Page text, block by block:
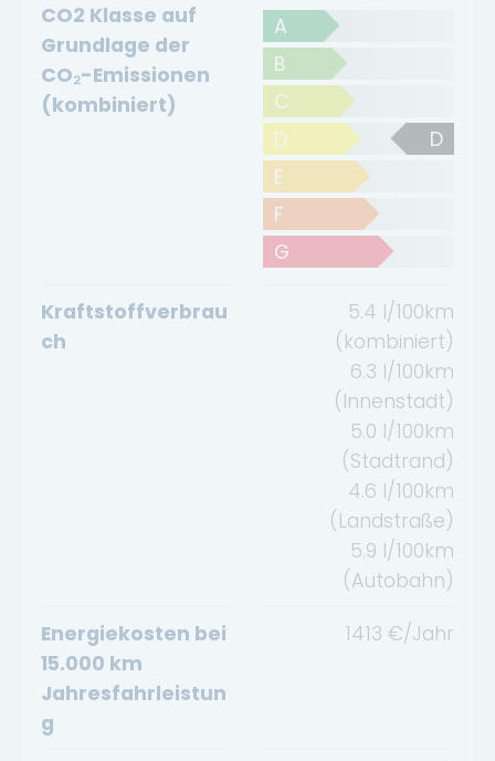
CO2 Klasse auf
Grundlage der
CO₂-Emissionen
(kombiniert)
A
B
C
D
D
E
F
G
Kraftstoffverbrau
ch
5.4 l/100km
(kombiniert)
6.3 l/100km
(Innenstadt)
5.0 l/100km
(Stadtrand)
4.6 l/100km
(Landstraße)
5.9 l/100km
(Autobahn)
Energiekosten bei
15.000 km
Jahresfahrleistun
g
1413 €/Jahr